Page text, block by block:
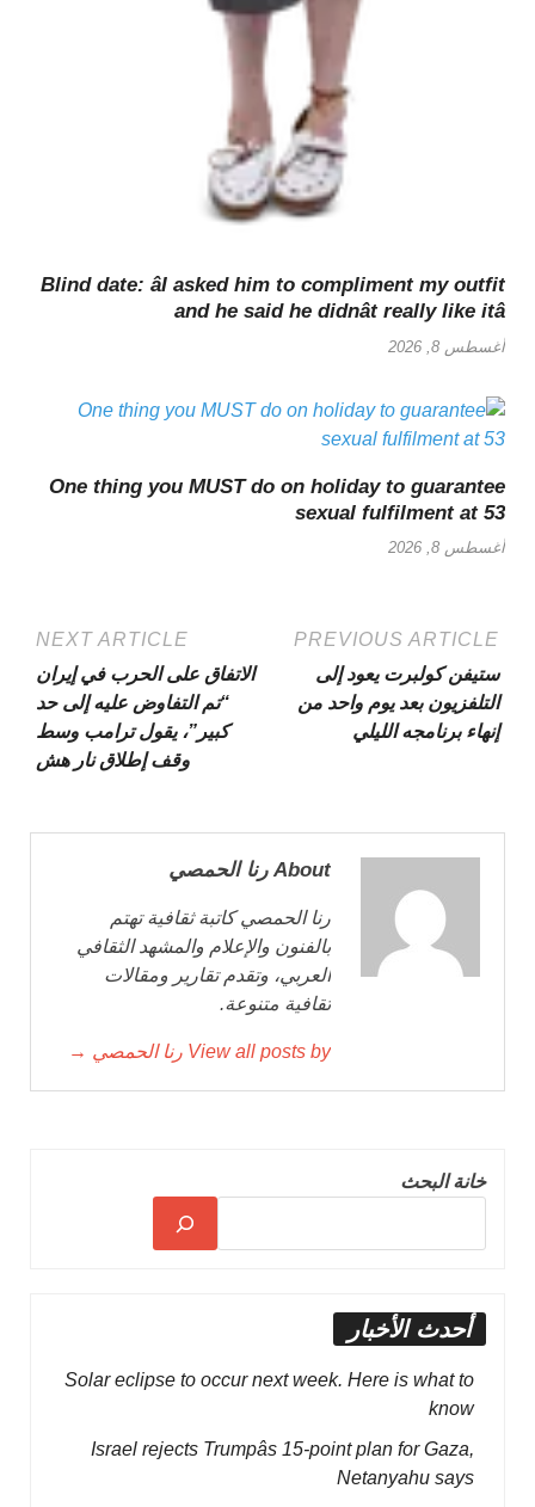
Blind date: âI asked him to compliment my outfit
and he said he didnât really like itâ
أغسطس 8, 2026
One thing you MUST do on holiday to guarantee
sexual fulfilment at 53
أغسطس 8, 2026
PREVIOUS ARTICLE
ستيفن كولبرت يعود إلى
التلفزيون بعد يوم واحد من
إنهاء برنامجه الليلي
NEXT ARTICLE
الاتفاق على الحرب في إيران
“تم التفاوض عليه إلى حد
كبير”، يقول ترامب وسط
وقف إطلاق نار هش
About رنا الحمصي
رنا الحمصي كاتبة ثقافية تهتم
بالفنون والإعلام والمشهد الثقافي
العربي، وتقدم تقارير ومقالات
ثقافية متنوعة.
View all posts by رنا الحمصي →
خانة البحث
أحدث الأخبار
Solar eclipse to occur next week. Here is what to
know
Israel rejects Trumpâs 15-point plan for Gaza,
Netanyahu says